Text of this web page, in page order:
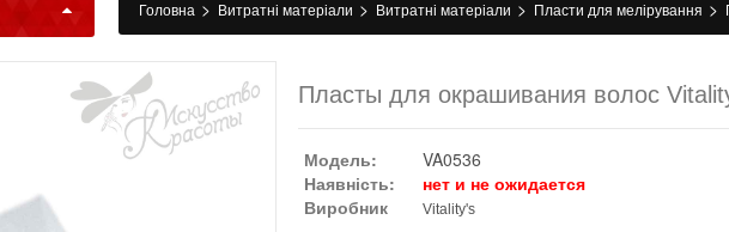
Головна > Витратні матеріали > Витратні матеріали > Пласти для мелірування >
Пласты для окрашивания волос
Модель:
VA0536
Наявність:
нет и не ожидается
Виробник
Vitality's